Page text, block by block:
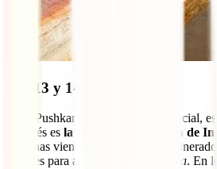
Día 13 y 14: Varanasi
Si en Pushkar sentirás un aura especial,
Benarés es la ciudad más sagrada de
personas vienen a morir y a ser
Ganges para así alcanzar el
Nirvana. En